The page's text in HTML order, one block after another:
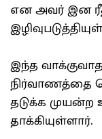
என அவர் இன
இந்த
நிர்வாணத்தை
தடுக்க முயன்ற
தாக்கியுள்ளார்.